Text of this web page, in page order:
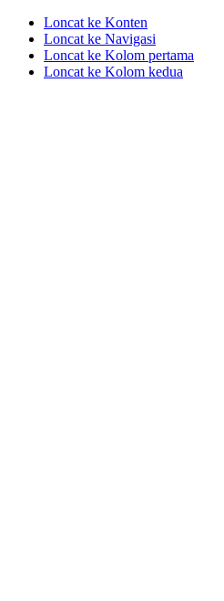
Loncat ke Konten
Loncat ke Navigasi
Loncat ke Kolom pertama
Loncat ke Kolom kedua